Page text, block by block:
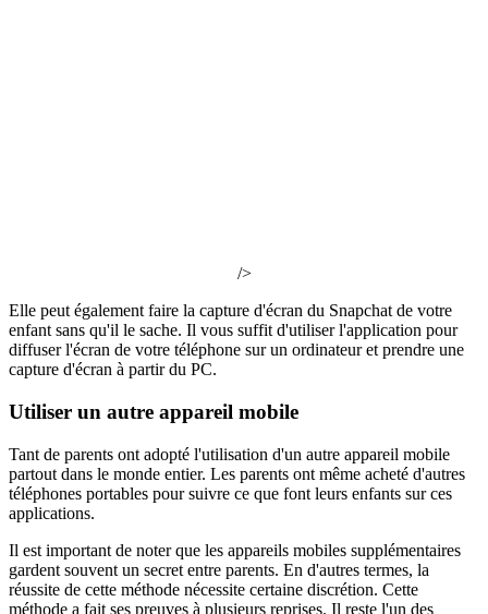
/>
Elle peut également faire la capture d'écran du Snapchat de votre
enfant sans qu'il le sache. Il vous suffit d'utiliser l'application pour
diffuser l'écran de votre téléphone sur un ordinateur et prendre une
capture d'écran à partir du PC.
Utiliser un autre appareil mobile
Tant de parents ont adopté l'utilisation d'un autre appareil mobile
partout dans le monde entier. Les parents ont même acheté d'autres
téléphones portables pour suivre ce que font leurs enfants sur ces
applications.
Il est important de noter que les appareils mobiles supplémentaires
gardent souvent un secret entre parents. En d'autres termes, la
réussite de cette méthode nécessite certaine discrétion. Cette
méthode a fait ses preuves à plusieurs reprises. Il reste l'un des